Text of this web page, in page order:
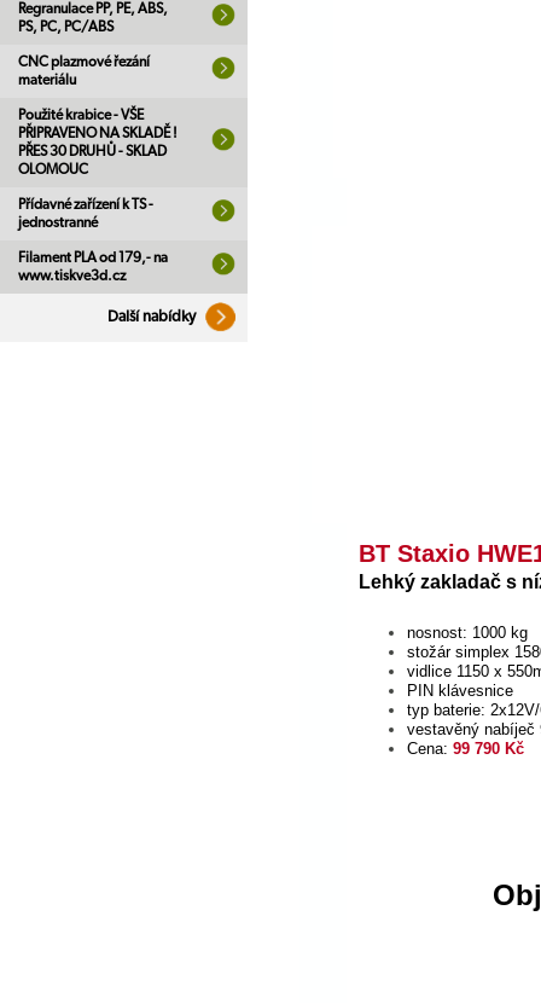
Regranulace PP, PE, ABS,
PS, PC, PC/ABS
CNC plazmové řezání
materiálu
Použité krabice - VŠE
PŘIPRAVENO NA SKLADĚ !
PŘES 30 DRUHŮ - SKLAD
OLOMOUC
Přídavné zařízení k TS -
jednostranné
Filament PLA od 179,- na
www.tiskve3d.cz
Další nabídky
BT Staxio
Lehký zakladač s
nosnost: 1000 kg
stožár simplex
vidlice 1150 x
PIN klávesnice
typ baterie:
vestavěný nabíječ
Cena: 99 790 Kč